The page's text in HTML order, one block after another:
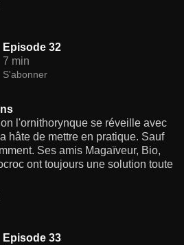
Episode 32
7 min
S'abonner
l'ornithorynque se réveille avec
hâte de mettre en pratique. Sauf
Ses amis Magaïveur, Bio,
ont toujours une solution toute
Episode 33